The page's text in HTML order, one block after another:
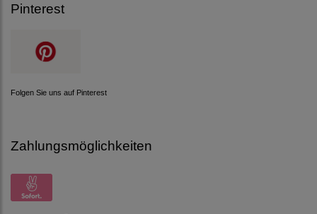
Pinterest
Folgen Sie uns auf Pinterest
Zahlungsmöglichkeiten